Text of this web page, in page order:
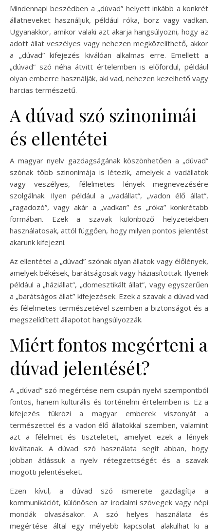
Mindennapi beszédben a „dúvad” helyett inkább a konkrét
állatneveket használjuk, például róka, borz vagy vadkan.
Ugyanakkor, amikor valaki azt akarja hangsúlyozni, hogy az
adott állat veszélyes vagy nehezen megközelíthető, akkor
a „dúvad” kifejezés kiválóan alkalmas erre. Emellett a
„dúvad” szó néha átvitt értelemben is előfordul, például
olyan emberre használják, aki vad, nehezen kezelhető vagy
harcias természetű.
A dúvad szó szinonimái
és ellentétei
A magyar nyelv gazdagságának köszönhetően a „dúvad”
szónak több szinonimája is létezik, amelyek a vadállatok
vagy veszélyes, félelmetes lények megnevezésére
szolgálnak. Ilyen például a „vadállat”, „vadon élő állat”,
„ragadozó”, vagy akár a „vadkan” és „róka” konkrétabb
formában. Ezek a szavak különböző helyzetekben
használatosak, attól függően, hogy milyen pontos jelentést
akarunk kifejezni.
Az ellentétei a „dúvad” szónak olyan állatok vagy élőlények,
amelyek békések, barátságosak vagy háziasítottak. Ilyenek
például a „háziállat”, „domesztikált állat”, vagy egyszerűen
a „barátságos állat” kifejezések. Ezek a szavak a dúvad vad
és félelmetes természetével szemben a biztonságot és a
megszelídített állapotot hangsúlyozzák.
Miért fontos megérteni a
dúvad jelentését?
A „dúvad” szó megértése nem csupán nyelvi szempontból
fontos, hanem kulturális és történelmi értelemben is. Ez a
kifejezés tükrözi a magyar emberek viszonyát a
természettel és a vadon élő állatokkal szemben, valamint
azt a félelmet és tiszteletet, amelyet ezek a lények
kiváltanak. A dúvad szó használata segít abban, hogy
jobban átlássuk a nyelv rétegzettségét és a szavak
mögötti jelentéseket.
Ezen kívül, a dúvad szó ismerete gazdagítja a
kommunikációt, különösen az irodalmi szövegek vagy népi
mondák olvasásakor. A szó helyes használata és
megértése által egy mélyebb kapcsolat alakulhat ki a